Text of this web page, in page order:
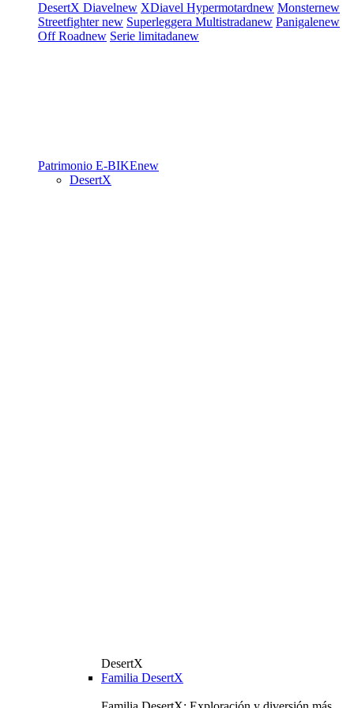
DesertX Diavelnew XDiavel Hypermotardnew Monsternew
Streetfighternew Superleggera Multistradanew Panigalenew
Off Roadnew Serie limitadanew
Patrimonio E-BIKEnew
DesertX
DesertX
Familia DesertX